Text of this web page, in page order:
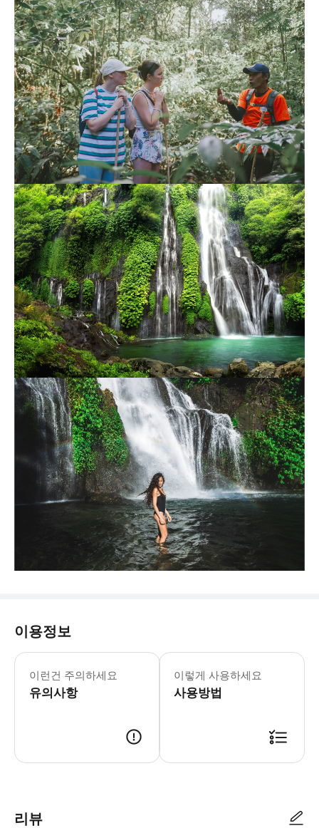
이용정보
이런건 주의하세요
유의사항
본 액티비티에는 강화된 건강 & 위생
이렇게 사용하세요
사용방법
리뷰